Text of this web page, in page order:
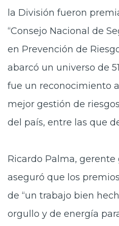
la División fueron
“Consejo Nacional de
en Prevención de
abarcó un universo de
fue un reconocimiento
mejor gestión de
del país, entre las que
Ricardo Palma,
aseguró que los
de “un trabajo bien
orgullo y de energía